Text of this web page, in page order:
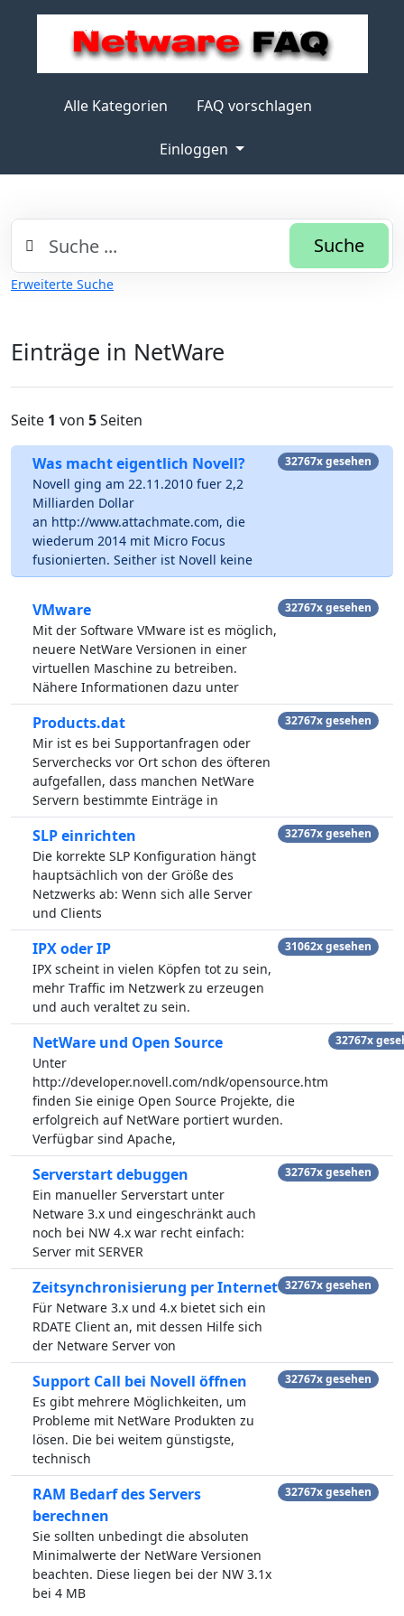
Alle Kategorien FAQ vorschlagen
Einloggen
Suche
Erweiterte Suche
Einträge in NetWare
Seite 1 von 5Seiten
Was macht eigentlich Novell?
Novell ging am 22.11.2010 fuer 2,2
Milliarden Dollar
an http://www.attachmate.com, die
wiederum 2014 mit Micro Focus
fusionierten. Seither ist Novell keine
32767x gesehen
VMware
Mit der Software VMware ist es möglich,
neuere NetWare Versionen in einer
virtuellen Maschine zu betreiben.
Nähere Informationen dazu unter
32767x gesehen
Products.dat
Mir ist es bei Supportanfragen oder
Serverchecks vor Ort schon des öfteren
aufgefallen, dass manchen NetWare
Servern bestimmte Einträge in
32767x gesehen
SLP einrichten
Die korrekte SLP Konfiguration hängt
hauptsächlich von der Größe des
Netzwerks ab: Wenn sich alle Server
und Clients
32767x gesehen
IPX oder IP
IPX scheint in vielen Köpfen tot zu sein,
mehr Traffic im Netzwerk zu erzeugen
und auch veraltet zu sein.
31062x gesehen
NetWare und Open Source
Unter
http://developer.novell.com/ndk/opensource.htm
finden Sie einige Open Source Projekte, die
erfolgreich auf NetWare portiert wurden.
Verfügbar sind Apache,
32767x
Serverstart debuggen
Ein manueller Serverstart unter
Netware 3.x und eingeschränkt auch
noch bei NW 4.x war recht einfach:
Server mit SERVER
32767x gesehen
Zeitsynchronisierung per Internet
Für Netware 3.x und 4.x bietet sich ein
RDATE Client an, mit dessen Hilfe sich
der Netware Server von
32767x gesehen
Support Call bei Novell öffnen
Es gibt mehrere Möglichkeiten, um
Probleme mit NetWare Produkten zu
lösen. Die bei weitem günstigste,
technisch
32767x gesehen
RAM Bedarf des Servers
berechnen
Sie sollten unbedingt die absoluten
Minimalwerte der NetWare Versionen
beachten. Diese liegen bei der NW 3.1x
bei 4 MB
32767x gesehen